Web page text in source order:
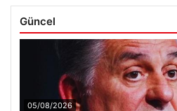
Güncel
05/08/2026